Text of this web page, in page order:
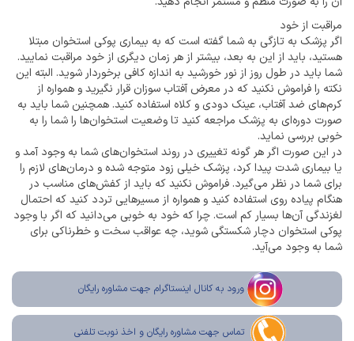
مراقبت از خود
اگر پزشک به تازگی به شما گفته است که به بیماری پوکی استخوان مبتلا
هستید، باید از این به بعد، بیشتر از هر زمان دیگری از خود مراقبت نمایید.
شما باید در طول روز از نور خورشید به اندازه کافی برخوردار شوید. البته این
نکته را فراموش نکنید که در معرض آفتاب سوزان قرار نگیرید و همواره از
کرم‌های ضد آفتاب، عینک دودی و کلاه استفاده کنید. همچنین شما باید به
صورت دوره‌ای به پزشک مراجعه کنید تا وضعیت استخوان‌ها را شما را به
خوبی بررسی نماید.
در این صورت اگر هر گونه تغییری در روند استخوان‌های شما به وجود آمد و
یا بیماری شدت پیدا کرد، پزشک خیلی زود متوجه شده و درمان‌های لازم را
برای شما در نظر می‌گیرد. فراموش نکنید که باید از کفش‌های مناسب در
هنگام پیاده روی استفاده کنید و همواره از مسیرهایی تردد کنید که احتمال
لغزندگی آن‌ها بسیار کم است. چرا که خود به خوبی می‌دانید که اگر با وجود
پوکی استخوان دچار شکستگی شوید، چه عواقب سخت و خطرناکی برای
شما به وجود می‌آید.
ورود به کانال اینستاگرام جهت مشاوره رایگان
تماس جهت مشاوره رايگان و اخذ نوبت تلفنی